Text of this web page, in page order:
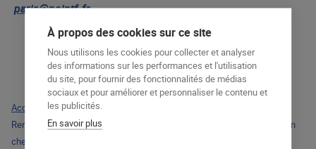
paris@pointf.fr
Accueil > Actualités
Rencontrez Point f à la journée d’information sur l’emploi et la formation
chez Arfog Lafayette
À propos des cookies sur ce site
Nous utilisons les cookies pour collecter et analyser
des informations sur les performances et l'utilisation
du site, pour fournir des fonctionnalités de médias
sociaux et pour améliorer et personnaliser le contenu et
les publicités.
En savoir plus